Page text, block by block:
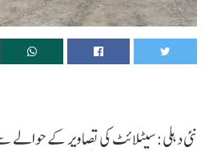
نئی دہلی: سیٹلائٹ کی تصاویر کے